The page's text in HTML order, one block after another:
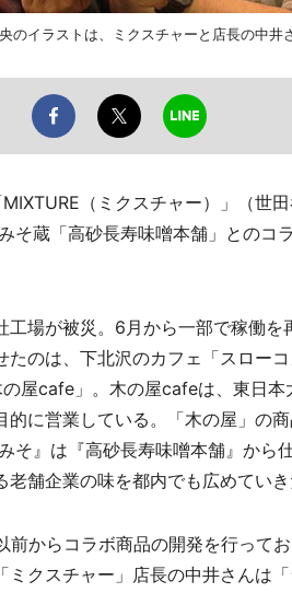
のイラストは、ミクスチャーと店長の中井
（ミクスチャー）」（世
そ蔵「高砂長寿味噌本舗」とのコ
場が被災。6月から一部で稼働を
のは、下北沢のカフェ「スロー
屋cafe」。木の屋cafeは、東日
に営業している。「木の屋」の
そ』は『高砂長寿味噌本舗』から
老舗企業の味を都内でも広めてい
からコラボ商品の開発を行って
クスチャー」店長の中井さんは